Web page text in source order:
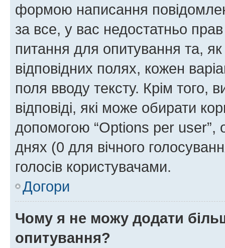
формою написання
за все, у вас недостатньо
питання для опитування та, як
відповідних полях, кожен
поля вводу тексту. Крім того,
відповіді, які може обирати
допомогою “Options per user”,
днях (0 для вічного
голосів користувачами.
Догори
Чому я не можу додати
опитування?